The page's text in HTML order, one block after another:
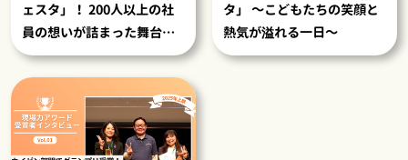
ェスタ」！ 200人以上の社
員の想いが詰まった舞台裏
に密着
タ」 ～こどもたちの笑顔と
熱気が溢れる一日～